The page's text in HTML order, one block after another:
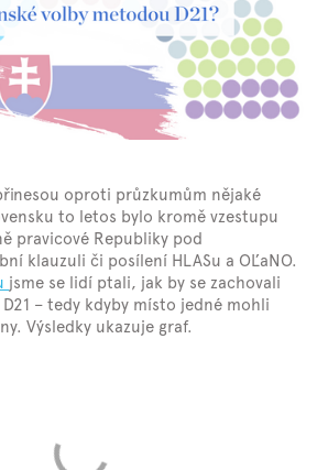
oproti průzkumům nějaké
to letos bylo kromě vzestupu
pravicové Republiky pod
klauzuli či posílení HLASu a OĽaNO.
jsme se lidí ptali, jak by se zachovali
– tedy kdyby místo jedné mohli
Výsledky ukazuje graf.